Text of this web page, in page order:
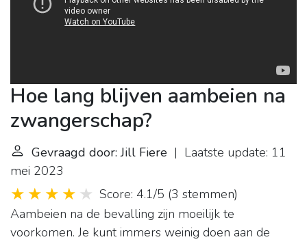
Hoe lang blijven aambeien na
zwangerschap?
Gevraagd door: Jill Fiere | Laatste update: 11
mei 2023
Score: 4.1/5 (3 stemmen)
Aambeien na de bevalling zijn moeilijk te
voorkomen. Je kunt immers weinig doen aan de